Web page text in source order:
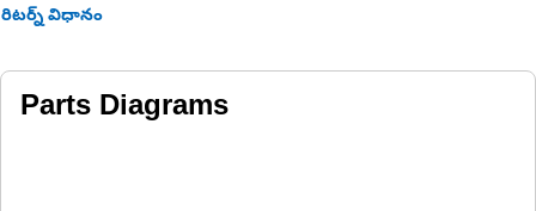
రిటర్న్ విధానం
Parts Diagrams